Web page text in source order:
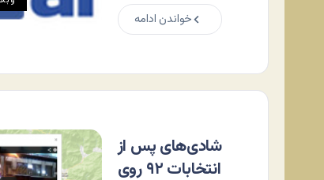
خواندن ادامه
شادی‌های پس از
انتخابات ۹۲ روی